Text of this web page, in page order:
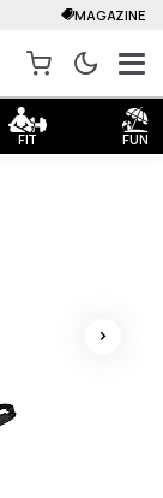
FIT FUN
MAGAZINE